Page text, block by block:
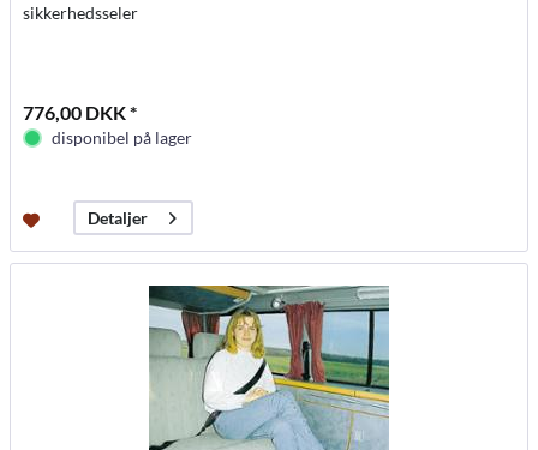
sikkerhedsseler
776,00 DKK *
disponibel på lager
Detaljer